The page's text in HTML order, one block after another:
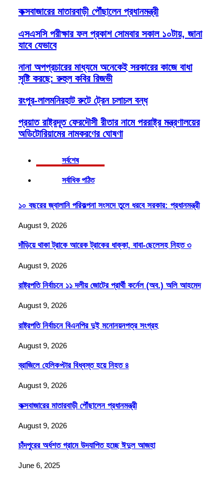
কক্সবাজারের মাতারবাড়ী পৌঁছালেন প্রধানমন্ত্রী
এসএসসি পরীক্ষার ফল প্রকাশ সোমবার সকাল ১০টায়, জানা
যাবে যেভাবে
নানা অপপ্রচারের মাধ্যমে অনেকেই সরকারের কাজে বাধা
সৃষ্টি করছে: রুহুল কবির রিজভী
রংপুর-লালমনিরহাট রুটে ট্রেন চলাচল বন্ধ
প্রয়াত রাষ্ট্রদূত ফেরদৌসী রীতার নামে পররাষ্ট্র মন্ত্রণালয়ের
অডিটোরিয়ামের নামকরণের ঘোষণা
সর্বশেষ
সর্বাধিক পঠিত
১০ বছরের জ্বালানি পরিকল্পনা সংসদে তুলে ধরবে সরকার: প্রধানমন্ত্রী
August 9, 2026
দাঁড়িয়ে থাকা ট্রাকে আরেক ট্রাকের ধাক্কা, বাবা-ছেলেসহ নিহত ৩
August 9, 2026
রাষ্ট্রপতি নির্বাচনে ১১ দলীয় জোটের প্রার্থী কর্নেল (অব.) অলি আহমেদ
August 9, 2026
রাষ্ট্রপতি নির্বাচনে বিএনপির দুই মনোনয়নপত্র সংগ্রহ
August 9, 2026
ব্রাজিলে হেলিকপ্টার বিধ্বস্ত হয়ে নিহত ৪
August 9, 2026
কক্সবাজারের মাতারবাড়ী পৌঁছালেন প্রধানমন্ত্রী
August 9, 2026
চাঁদপুরের অর্ধশত গ্রামে উদযাপিত হচ্ছে ঈদুল আজহা
June 6, 2025